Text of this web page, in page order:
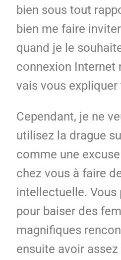
bien sous tout
bien me faire
quand je le
connexion Internet
vais vous
Cependant, je ne
utilisez la drague
comme une
chez vous à faire
intellectuelle. Vous
pour baiser des
magnifiques
ensuite avoir